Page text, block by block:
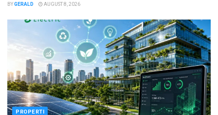
BYGERALD AUGUST 8, 2026
PROPERTI